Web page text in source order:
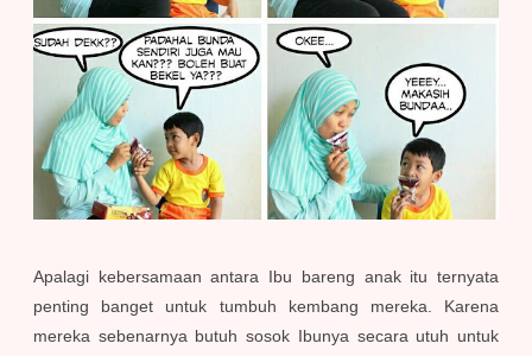
Apalagi kebersamaan antara Ibu bareng anak itu ternyata
penting banget untuk tumbuh kembang mereka. Karena
mereka sebenarnya butuh sosok Ibunya secara utuh untuk